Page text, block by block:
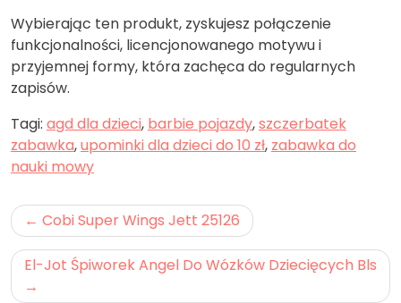
Wybierając ten produkt, zyskujesz połączenie
funkcjonalności, licencjonowanego motywu i
przyjemnej formy, która zachęca do regularnych
zapisów.
Tagi: agd dla dzieci, barbie pojazdy,szczerbatek
zabawka,upominki dla dzieci do 10 zł, zabawka do
nauki mowy
Nawigacja
wpisu
Cobi Super Wings Jett 25126
El-Jot Śpiworek Angel Do Wózków Dziecięcych Bls